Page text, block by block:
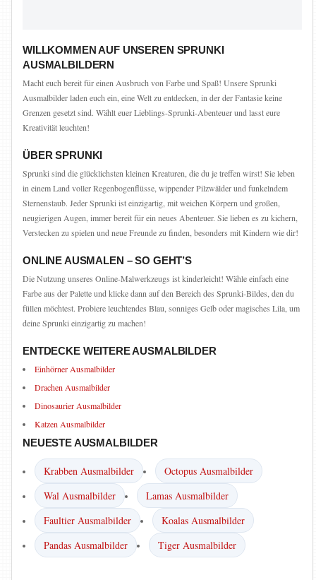
WILLKOMMEN AUF UNSEREN SPRUNKI
AUSMALBILDERN
Macht euch bereit für einen Ausbruch von Farbe und Spaß! Unsere Sprunki
Ausmalbilder laden euch ein, eine Welt zu entdecken, in der der Fantasie keine
Grenzen gesetzt sind. Wählt euer Lieblings-Sprunki-Abenteuer und lasst eure
Kreativität leuchten!
ÜBER SPRUNKI
Sprunki sind die glücklichsten kleinen Kreaturen, die du je treffen wirst! Sie leben
in einem Land voller Regenbogenflüsse, wippender Pilzwälder und funkelndem
Sternenstaub. Jeder Sprunki ist einzigartig, mit weichen Körpern und großen,
neugierigen Augen, immer bereit für ein neues Abenteuer. Sie lieben es zu kichern,
Verstecken zu spielen und neue Freunde zu finden, besonders mit Kindern wie dir!
ONLINE AUSMALEN – SO GEHT’S
Die Nutzung unseres Online-Malwerkzeugs ist kinderleicht! Wähle einfach eine
Farbe aus der Palette und klicke dann auf den Bereich des Sprunki-Bildes, den du
füllen möchtest. Probiere leuchtendes Blau, sonniges Gelb oder magisches Lila, um
deine Sprunki einzigartig zu machen!
ENTDECKE WEITERE AUSMALBILDER
Einhörner Ausmalbilder
Drachen Ausmalbilder
Dinosaurier Ausmalbilder
Katzen Ausmalbilder
NEUESTE AUSMALBILDER
Krabben Ausmalbilder
Octopus Ausmalbilder
Wal Ausmalbilder
Lamas Ausmalbilder
Faultier Ausmalbilder
Koalas Ausmalbilder
Pandas Ausmalbilder
Tiger Ausmalbilder